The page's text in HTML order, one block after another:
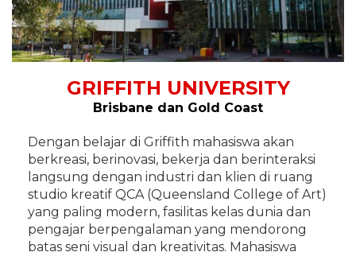
GRIFFITH UNIVERSITY
Brisbane dan Gold Coast
Dengan belajar di Griffith mahasiswa akan
berkreasi, berinovasi, bekerja dan berinteraksi
langsung dengan industri dan klien di ruang
studio kreatif QCA (Queensland College of Art)
yang paling modern, fasilitas kelas dunia dan
pengajar berpengalaman yang mendorong
batas seni visual dan kreativitas. Mahasiswa